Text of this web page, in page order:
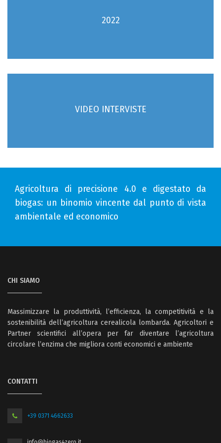
2022
VIDEO INTERVISTE
Agricoltura di precisione 4.0 e digestato da
biogas: un binomio vincente dal punto di vista
ambientale ed economico
CHI SIAMO
Massimizzare la produttività, l’efficienza, la competitività e la
sostenibilità dell’agricoltura cerealicola lombarda. Agricoltori e
Partner scientifici all’opera per far diventare l’agricoltura
circolare l’enzima che migliora conti economici e ambiente
CONTATTI
+39 0371 4662633